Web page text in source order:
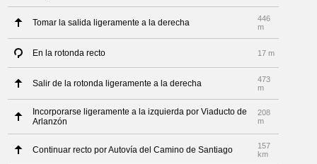
Tomar la salida ligeramente a la derecha
446
m
En la rotonda recto 17 m
Salir de la rotonda ligeramente a la derecha
473
m
Incorporarse ligeramente a la izquierda por Viaducto de
Arlanzón
208
m
Continuar recto por Autovía del Camino de Santiago
157
km